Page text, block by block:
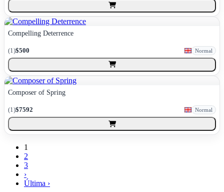
Compelling Deterrence
(1)$500 Normal
Composer of Spring
(1)$7592 Normal
1
2
3
›
Última ›